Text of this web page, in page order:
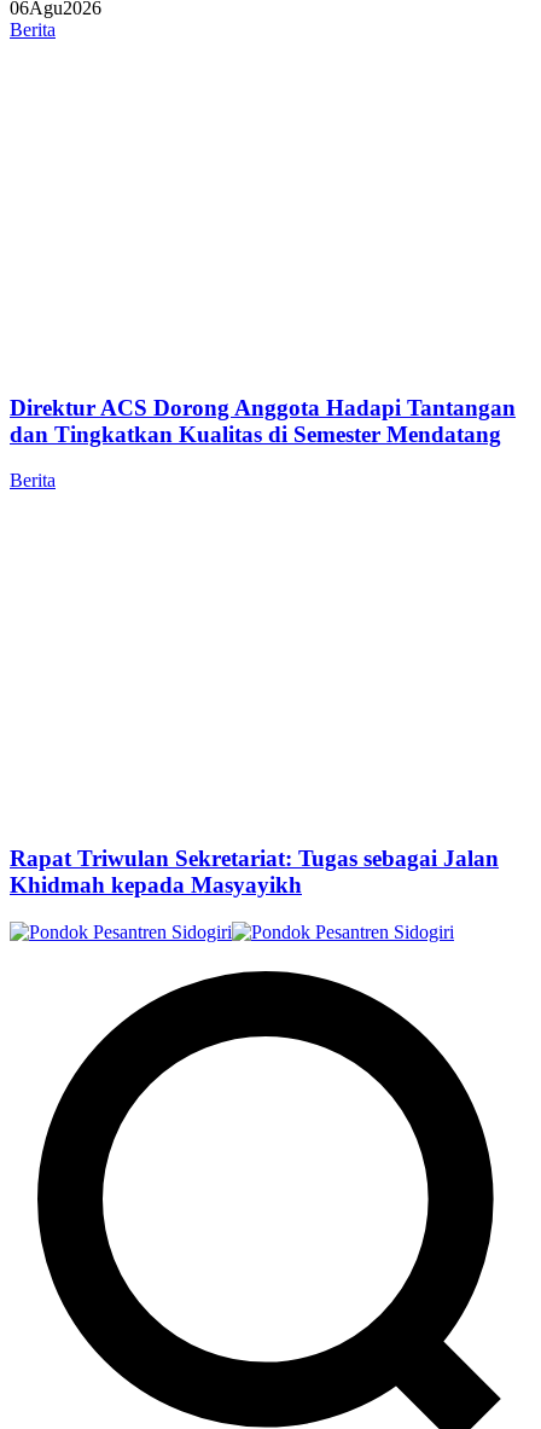
06Agu2026
Berita
Direktur ACS Dorong Anggota Hadapi Tantangan
dan Tingkatkan Kualitas di Semester Mendatang
Berita
Rapat Triwulan Sekretariat: Tugas sebagai Jalan
Khidmah kepada Masyayikh